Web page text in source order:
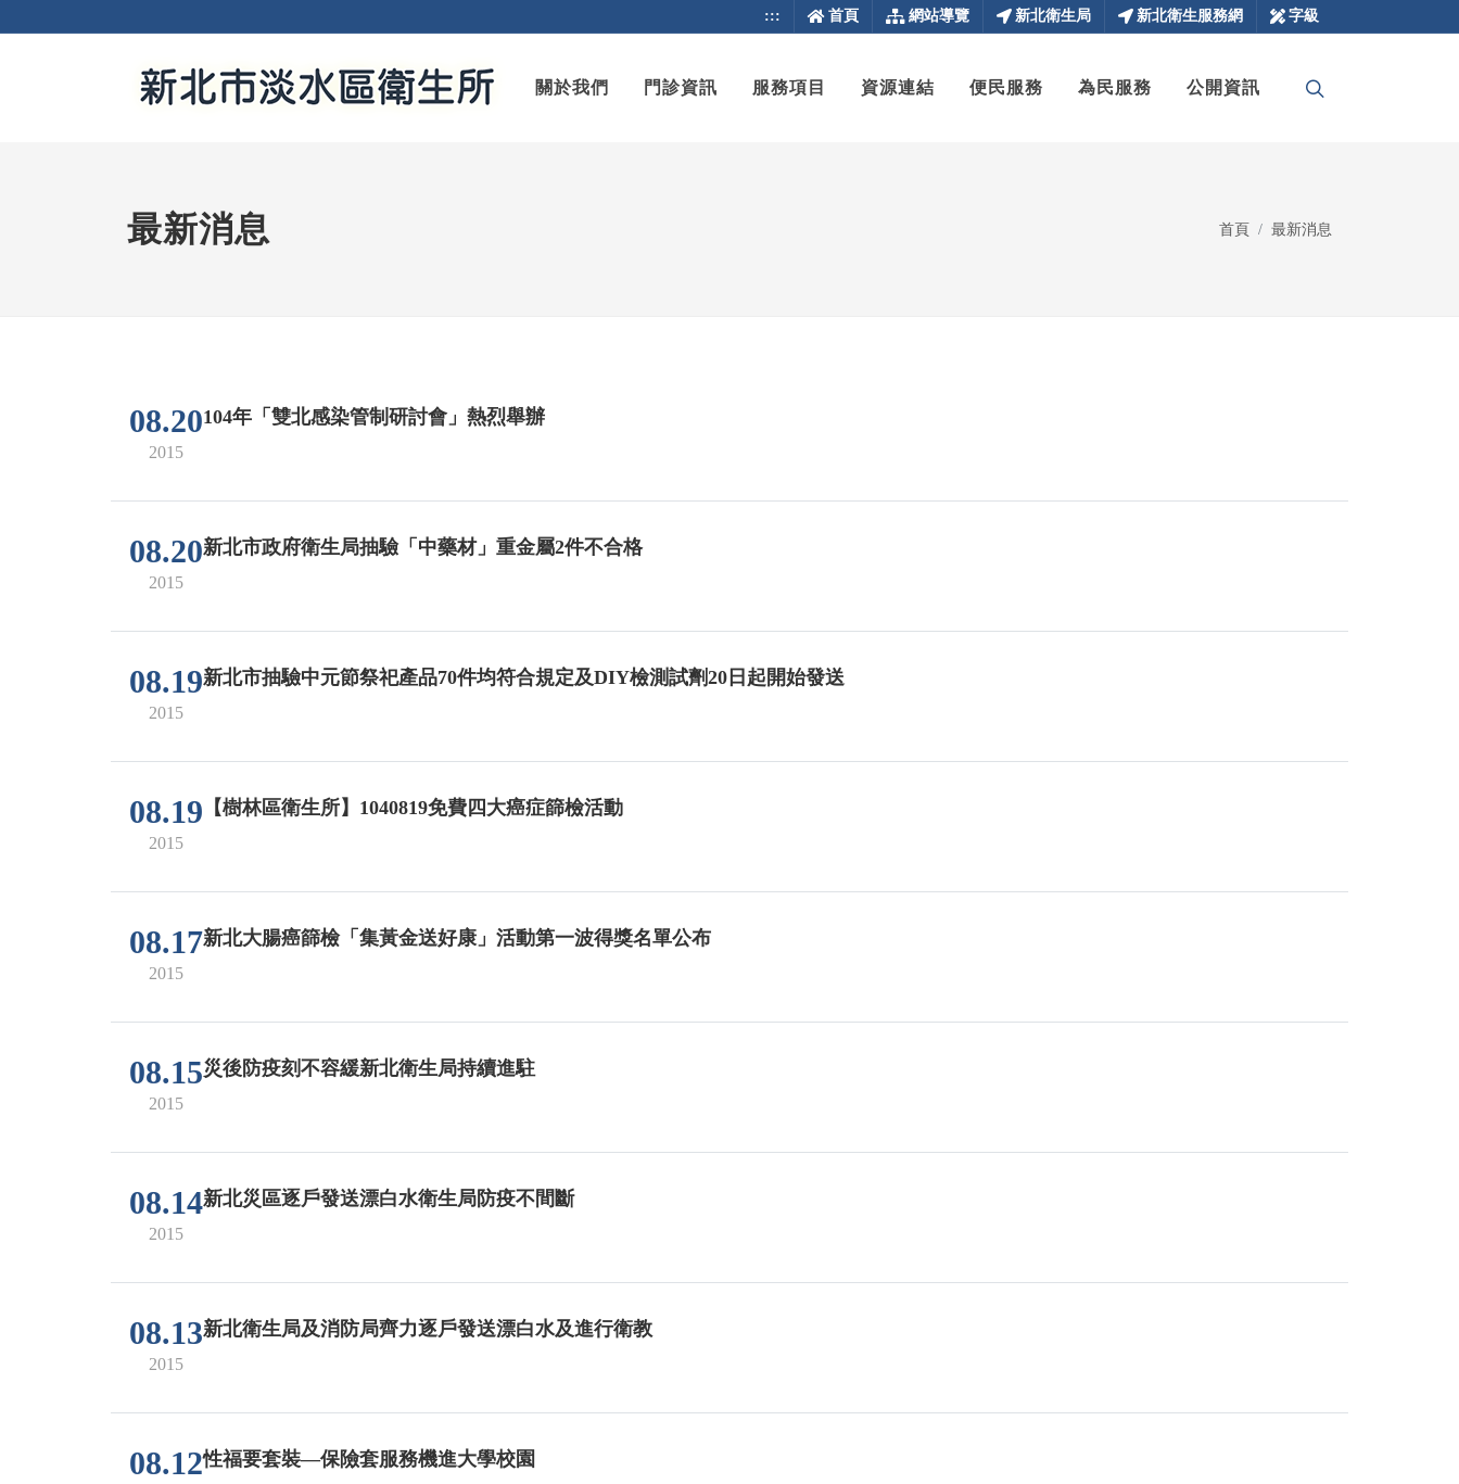
::: 首頁 網站導覽 新北衛生局 新北衛生服務網 字級
關於我們 門診資訊 服務項目 資源連結 便民服務 為民服務 公開資訊
最新消息 首頁 最新消息
08.20
2015
104年「雙北感染管制研討會」熱烈舉辦
08.20
2015
新北市政府衛生局抽驗「中藥材」重金屬2件不合格
08.19
2015
新北市抽驗中元節祭祀產品70件均符合規定及DIY檢測試劑20日起開始發送
08.19
2015
【樹林區衛生所】1040819免費四大癌症篩檢活動
08.17
2015
新北大腸癌篩檢「集黃金送好康」活動第一波得獎名單公布
08.15
2015
災後防疫刻不容緩新北衛生局持續進駐
08.14
2015
新北災區逐戶發送漂白水衛生局防疫不間斷
08.13
2015
新北衛生局及消防局齊力逐戶發送漂白水及進行衛教
08.12性福要套裝—保險套服務機進大學校園